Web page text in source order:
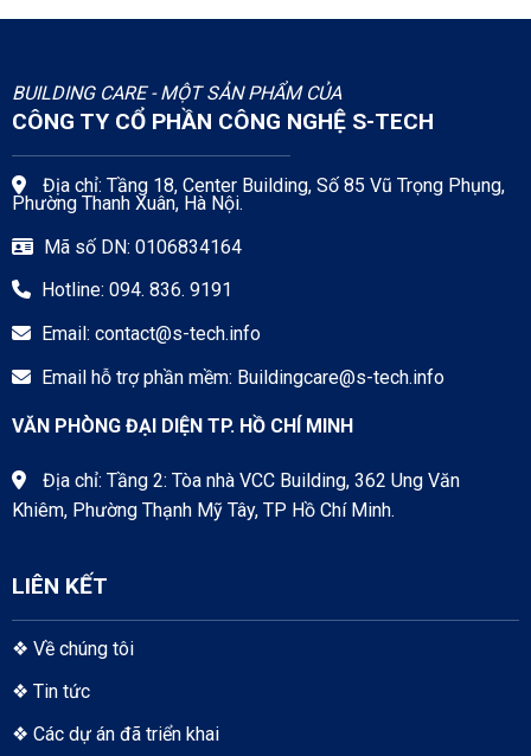
BUILDING CARE - MỘT SẢN PHẨM CỦA
CÔNG TY CỔ PHẦN CÔNG NGHỆ S-TECH
Địa chỉ: Tầng 18, Center Building, Số 85 Vũ Trọng Phụng,
Phường Thanh Xuân, Hà Nội.
Mã số DN: 0106834164
Hotline: 094. 836. 9191
Email: contact@s-tech.info
Email hỗ trợ phần mềm: Buildingcare@s-tech.info
VĂN PHÒNG ĐẠI DIỆN TP. HỒ CHÍ MINH
Địa chỉ: Tầng 2: Tòa nhà VCC Building, 362 Ung Văn
Khiêm, Phường Thạnh Mỹ Tây, TP Hồ Chí Minh.
LIÊN KẾT
❖ Về chúng tôi
❖ Tin tức
❖ Các dự án đã triển khai